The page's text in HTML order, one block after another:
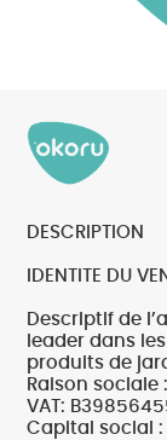
DESCRIPTION
IDENTITE DU
Descriptif de
leader dans
produits de
Raison sociale
VAT:
Capital social :